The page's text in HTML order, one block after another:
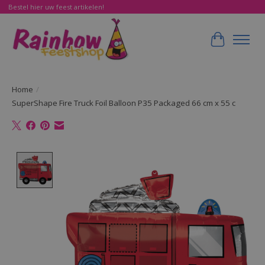
Bestel hier uw feest artikelen!
Home /
SuperShape Fire Truck Foil Balloon P35 Packaged 66 cm x 55 c